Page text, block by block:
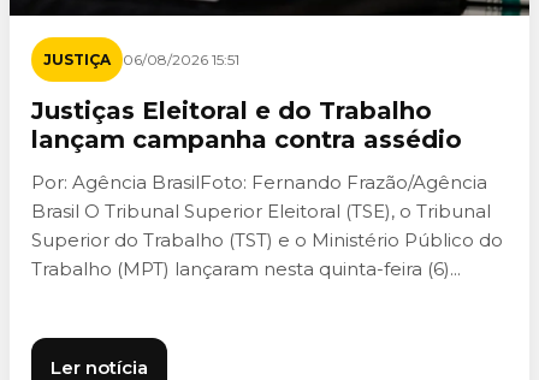
JUSTIÇA 06/08/2026 15:51
Justiças Eleitoral e do Trabalho
lançam campanha contra assédio
Por: Agência BrasilFoto: Fernando Frazão/Agência
Brasil O Tribunal Superior Eleitoral (TSE), o Tribunal
Superior do Trabalho (TST) e o Ministério Público do
Trabalho (MPT) lançaram nesta quinta-feira (6)...
Ler notícia